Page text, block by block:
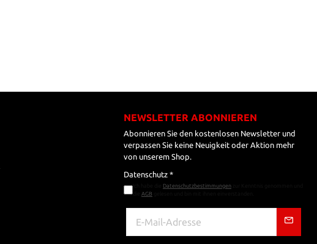
NEWSLETTER ABONNIEREN
Abonnieren Sie den kostenlosen Newsletter und
verpassen Sie keine Neuigkeit oder Aktion mehr
von unserem Shop.
Datenschutz *
Datenschutzbestimmungen
AGB